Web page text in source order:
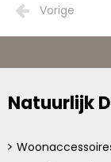
Vorige
Natuurlijk